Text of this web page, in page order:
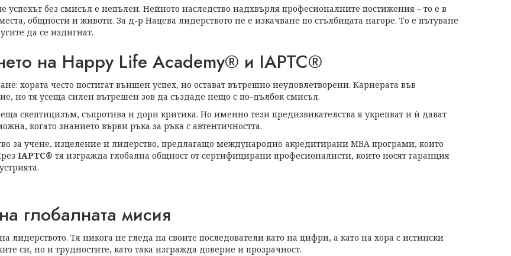
без смисъл е непълен. Нейното наследство надхвърля професионалните постижения – то е в
общности и животи. За д-р Нацева лидерството не е изкачване по стълбицата нагоре. То е пътуване
да се издигнат.
на Happy Life Academy® и IAPTC®
хората често постигат външен успех, но остават вътрешно неудовлетворени. Кариерата във
но тя усеща силен вътрешен зов да създаде нещо с по-дълбок смисъл.
скептицизъм, съпротива и дори критика. Но именно тези предизвикателства я укрепват и ѝ дават
когато знанието върви ръка за ръка с автентичността.
за учене, изцеление и лидерство, предлагащо международно акредитирани MBA програми, които
IAPTC® тя изгражда глобална общност от сертифицирани професионалисти, които носят гаранция
глобалната мисия
лидерството. Тя никога не гледа на своите последователи като на цифри, а като на хора с истински
си, но и трудностите, като така изгражда доверие и прозрачност.